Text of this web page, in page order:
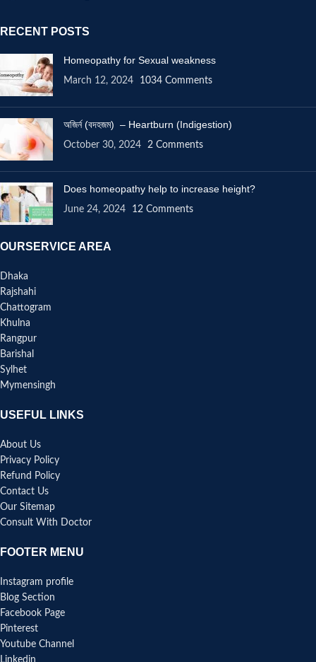
RECENT POSTS
Homeopathy for Sexual weakness
March 12, 2024 1034 Comments
অজির্ন (বদহজম) – Heartburn (Indigestion)
October 30, 2024 2 Comments
Does homeopathy help to increase height?
June 24, 2024 12 Comments
OURSERVICE AREA
Dhaka
Rajshahi
Chattogram
Khulna
Rangpur
Barishal
Sylhet
Mymensingh
USEFUL LINKS
About Us
Privacy Policy
Refund Policy
Contact Us
Our Sitemap
Consult With Doctor
FOOTER MENU
Instagram profile
Blog Section
Facebook Page
Pinterest
Youtube Channel
Linkedin